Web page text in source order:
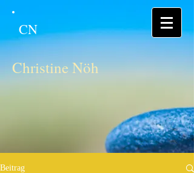
CN
Christine Nöh
Beitrag